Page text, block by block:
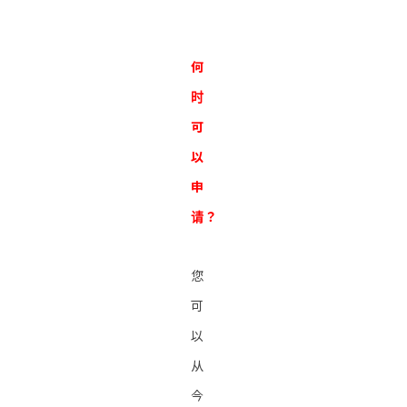
何
时
可
以
申
请？
您
可
以
从
今